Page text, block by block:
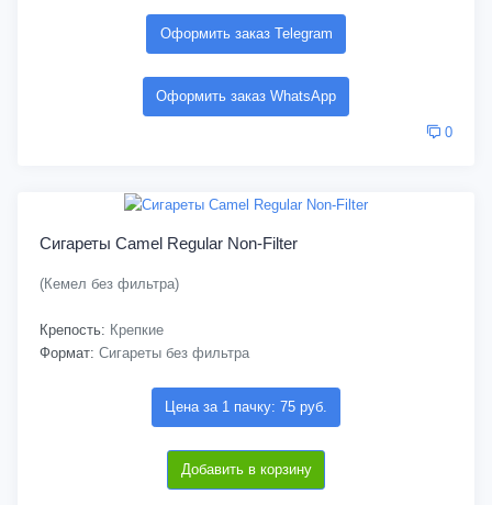
Оформить заказ Telegram
Оформить заказ WhatsApp
0
Сигареты Camel Regular Non-Filter
(Кемел без фильтра)
Крепость: Крепкие
Формат: Сигареты без фильтра
Цена за 1 пачку: 75 руб.
Добавить в корзину